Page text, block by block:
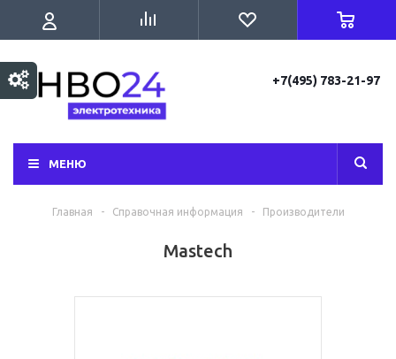
+7(495) 783-21-97
МЕНЮ
Главная - Справочная информация - Производители
Mastech